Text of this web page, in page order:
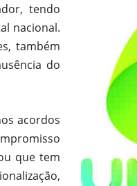
tendo
nacional.
também
do
acordos
que tem